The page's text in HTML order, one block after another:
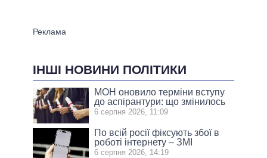
ІНШІ НОВИНИ ПОЛІТИКИ
МОН оновило терміни вступу
до аспірантури: що змінилось
6 серпня 2026, 11:09
По всій росії фіксують збої в
роботі інтернету – ЗМІ
6 серпня 2026, 14:19